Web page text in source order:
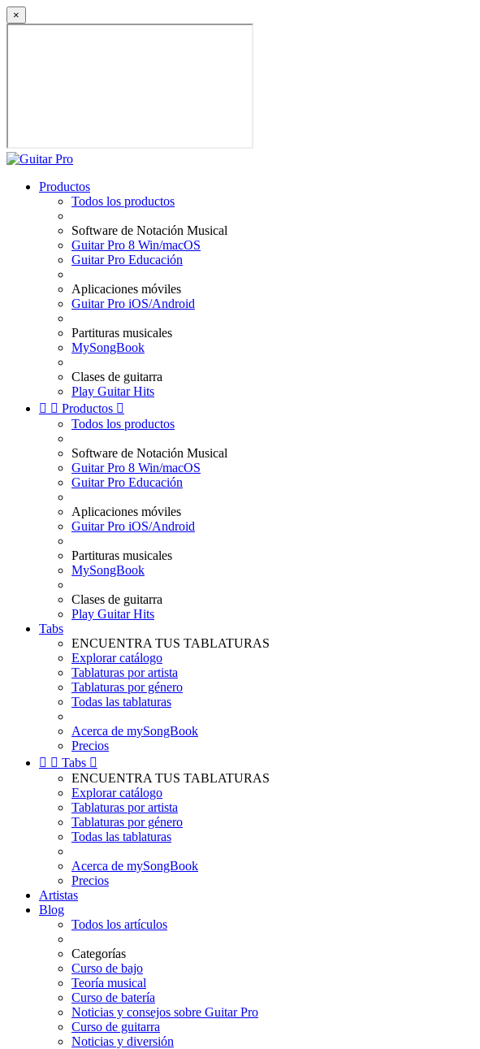
×
Productos
Todos los productos
Software de Notación Musical
Guitar Pro 8 Win/macOS
Guitar Pro Educación
Aplicaciones móviles
Guitar Pro iOS/Android
Partituras musicales
MySongBook
Clases de guitarra
Play Guitar Hits
  Productos 
Todos los productos
Software de Notación Musical
Guitar Pro 8 Win/macOS
Guitar Pro Educación
Aplicaciones móviles
Guitar Pro iOS/Android
Partituras musicales
MySongBook
Clases de guitarra
Play Guitar Hits
Tabs
ENCUENTRA TUS TABLATURAS
Explorar catálogo
Tablaturas por artista
Tablaturas por género
Todas las tablaturas
Acerca de mySongBook
Precios
  Tabs 
ENCUENTRA TUS TABLATURAS
Explorar catálogo
Tablaturas por artista
Tablaturas por género
Todas las tablaturas
Acerca de mySongBook
Precios
Artistas
Blog
Todos los artículos
Categorías
Curso de bajo
Teoría musical
Curso de batería
Noticias y consejos sobre Guitar Pro
Curso de guitarra
Noticias y diversión